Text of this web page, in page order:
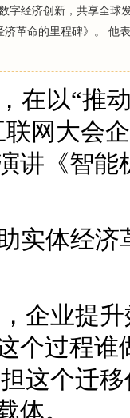
字经济创新，共享全
革命的里程碑》。 他
在以“推
网大会
讲《智
企业提
个过程
这个迁
体。